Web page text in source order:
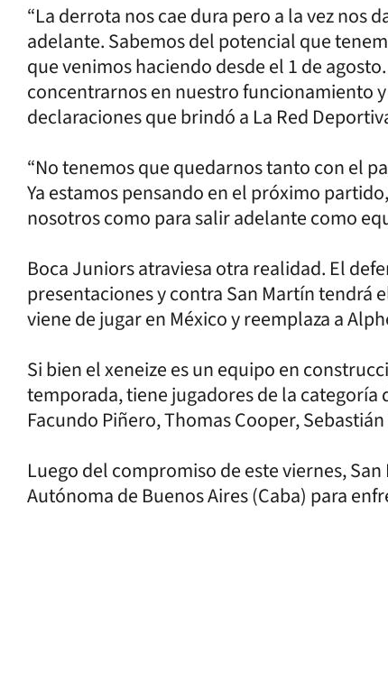
“La derrota nos cae dura pero a la vez nos
adelante. Sabemos del potencial que
que venimos haciendo desde el 1 de
concentrarnos en nuestro funcionamiento
declaraciones que brindó a La Red
“No tenemos que quedarnos tanto con el
Ya estamos pensando en el próximo
nosotros como para salir adelante como
Boca Juniors atraviesa otra realidad. El
presentaciones y contra San Martín tendrá
viene de jugar en México y reemplaza a
Si bien el xeneize es un equipo en
temporada, tiene jugadores de la categoría
Facundo Piñero, Thomas Cooper,
Luego del compromiso de este viernes,
Autónoma de Buenos Aires (Caba) para